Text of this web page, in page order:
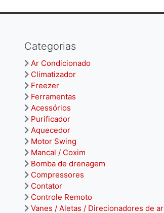
Categorias
Ar Condicionado
Climatizador
Freezer
Ferramentas
Acessórios
Purificador
Aquecedor
Motor Swing
Mancal / Coxim
Bomba de drenagem
Compressores
Contator
Controle Remoto
Vanes / Aletas / Direcionadores de ar